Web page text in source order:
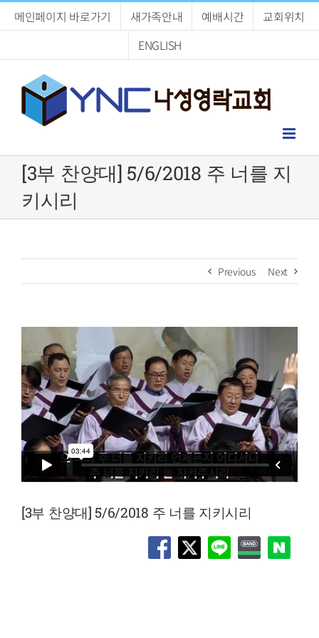
메인페이지 바로가기 새가족안내 예배시간
교회위치
ENGLISH
[3부 찬양대] 5/6/2018 주 너를 지
키시리
Previous Next
[3부 찬양대] 5/6/2018 주 너를 지키시리